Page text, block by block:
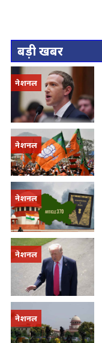
बड़ी खबर
नेशनल
नेशनल
नेशनल
नेशनल
नेशनल